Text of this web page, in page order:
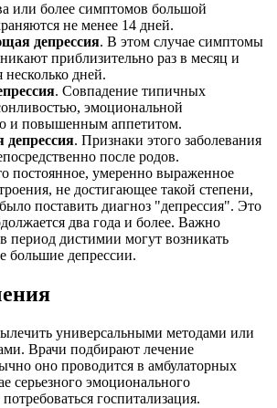
или более симптомов большой
не менее 14 дней.
депрессия. В этом случае симптомы
приблизительно раз в месяц и
дней.
. Совпадение типичных
эмоциональной
и повышенным аппетитом.
депрессия. Признаки этого заболевания
после родов.
постоянное, умеренно выраженное
не достигающее такой степени,
поставить диагноз "депрессия". Это
два года и более. Важно
период дистимии могут возникать
большие депрессии.
универсальными методами или
Врачи подбирают лечение
оно проводится в амбулаторных
серьезного эмоционального
госпитализация.